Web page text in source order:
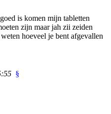
is komen mijn tabletten
zijn maar jah zii zeiden
hoeveel je bent afgevallen
§